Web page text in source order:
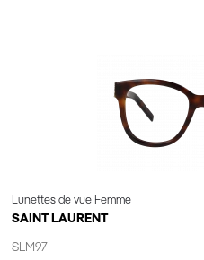
Lunettes de vue Femme
SAINT LAURENT
SLM97